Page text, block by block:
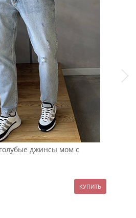
джинсы мом с